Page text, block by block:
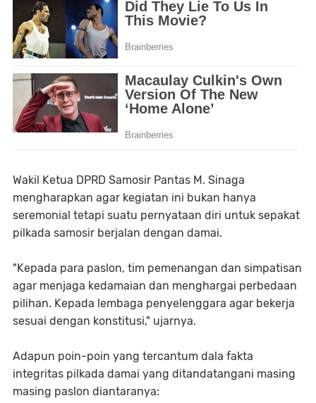
Wakil Ketua DPRD Samosir Pantas M. Sinaga
mengharapkan agar kegiatan ini bukan hanya
seremonial tetapi suatu pernyataan diri untuk sepakat
pilkada samosir berjalan dengan damai.
"Kepada para paslon, tim pemenangan dan simpatisan
agar menjaga kedamaian dan menghargai perbedaan
pilihan. Kepada lembaga penyelenggara agar bekerja
sesuai dengan konstitusi," ujarnya.
Adapun poin-poin yang tercantum dala fakta
integritas pilkada damai yang ditandatangani masing
masing paslon diantaranya: